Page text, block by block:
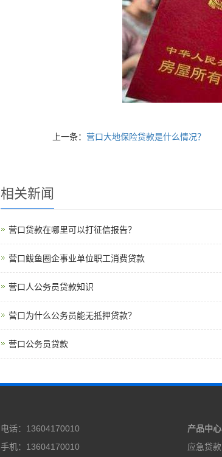
上一条：营口大地保险贷款是什么情况？
相关新闻
营口贷款在哪里可以打征信报告？
营口鲅鱼圈企事业单位职工消费贷款
营口人公务员贷款知识
营口为什么公务员能无抵押贷款？
营口公务员贷款
电话：13604170010
手机：13604170010
产品中心
应急贷款